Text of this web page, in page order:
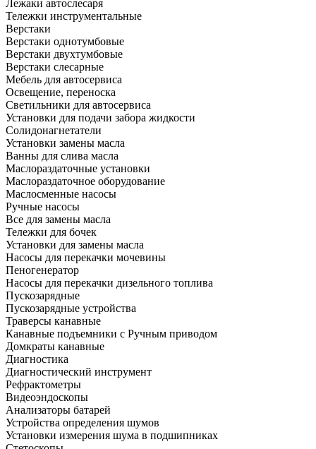
Лежаки автослесаря
Тележки инструментальные
Верстаки
Верстаки однотумбовые
Верстаки двухтумбовые
Верстаки слесарные
Мебель для автосервиса
Освещение, переноска
Светильники для автосервиса
Установки для подачи забора жидкости
Солидонагнетатели
Установки замены масла
Ванны для слива масла
Маслораздаточные установки
Маслораздаточное оборудование
Маслосменные насосы
Ручные насосы
Все для замены масла
Тележки для бочек
Установки для замены масла
Насосы для перекачки мочевины
Пеногенератор
Насосы для перекачки дизельного топлива
Пускозарядные
Пускозарядные устройства
Траверсы канавные
Канавные подъемники с Ручным приводом
Домкраты канавные
Диагностика
Диагностический инструмент
Рефрактометры
Видеоэндоскопы
Анализаторы батарей
Устройства определения шумов
Установки измерения шума в подшипниках